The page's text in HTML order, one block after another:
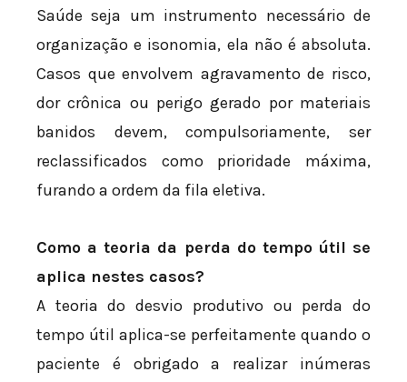
Saúde seja um instrumento necessário de
organização e isonomia, ela não é absoluta.
Casos que envolvem agravamento de risco,
dor crônica ou perigo gerado por materiais
banidos devem, compulsoriamente, ser
reclassificados como prioridade máxima,
furando a ordem da fila eletiva.
Como a teoria da perda do tempo útil se
aplica nestes casos?
A teoria do desvio produtivo ou perda do
tempo útil aplica-se perfeitamente quando o
paciente é obrigado a realizar inúmeras